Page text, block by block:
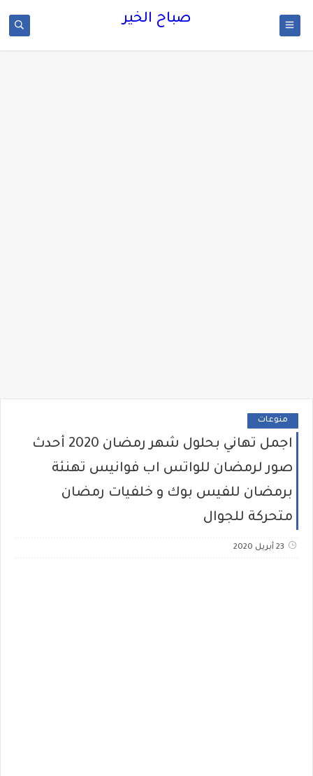
صباح الخير
منوعات
اجمل تهاني بحلول شهر رمضان 2020 أحدث
صور لرمضان للواتس اب فوانيس تهنئة
برمضان للفيس بوك و خلفيات رمضان
متحركة للجوال
23 أبريل 2020